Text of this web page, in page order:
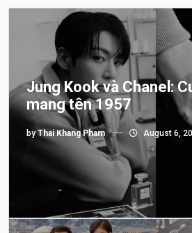
Jung Kook và Chanel:
mang tên 1957
byThai Khang Pham August 6,